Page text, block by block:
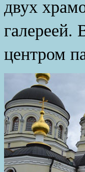
двух
галереей.
центром